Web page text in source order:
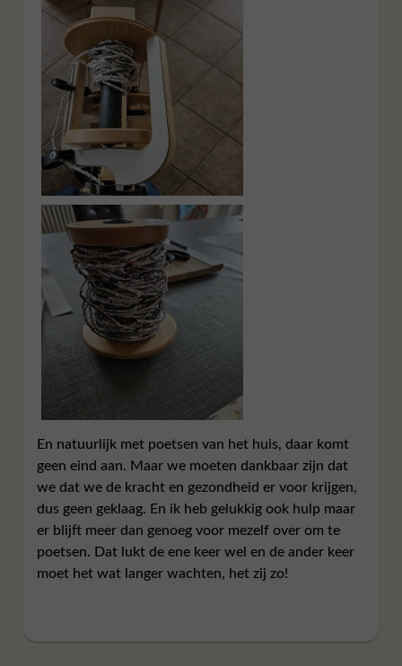
En natuurlijk met poetsen van het huis, daar komt
geen eind aan. Maar we moeten dankbaar zijn dat
we dat we de kracht en gezondheid er voor krijgen,
dus geen geklaag. En ik heb gelukkig ook hulp maar
er blijft meer dan genoeg voor mezelf over om te
poetsen. Dat lukt de ene keer wel en de ander keer
moet het wat langer wachten, het zij zo!